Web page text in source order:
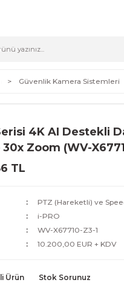
Kameraları)
Çözümleri
Kabloları
Ürünleri
Ürünleri
Güvenlik Kamera Sistemleri
4K AI Destekli
30x Zoom (WV-
TL
PTZ (Hareketli) ve
i-PRO
WV-X67710-Z3-1
10.200,00 EUR + KDV
Ürün Stok Sorunuz